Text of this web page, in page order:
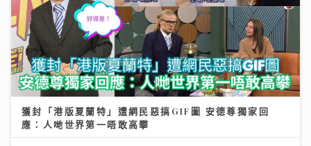
獲封「港版夏蘭特」遭網民惡搞GIF圖 安德尊獨家回
應：人哋世界第一唔敢高攀